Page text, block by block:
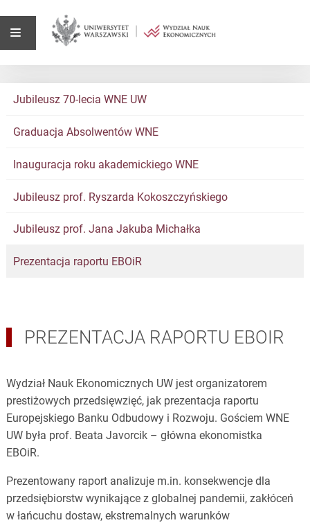
Jubileusz 70-lecia WNE UW
Graduacja Absolwentów WNE
Inauguracja roku akademickiego WNE
Jubileusz prof. Ryszarda Kokoszczyńskiego
Jubileusz prof. Jana Jakuba Michałka
Prezentacja raportu EBOiR
PREZENTACJA RAPORTU EBOIR
Wydział Nauk Ekonomicznych UW jest organizatorem
prestiżowych przedsięwzięć, jak prezentacja raportu
Europejskiego Banku Odbudowy i Rozwoju. Gościem WNE
UW była prof. Beata Javorcik – główna ekonomistka
EBOiR.
Prezentowany raport analizuje m.in. konsekwencje dla
przedsiębiorstw wynikające z globalnej pandemii, zakłóceń
w łańcuchu dostaw, ekstremalnych warunków